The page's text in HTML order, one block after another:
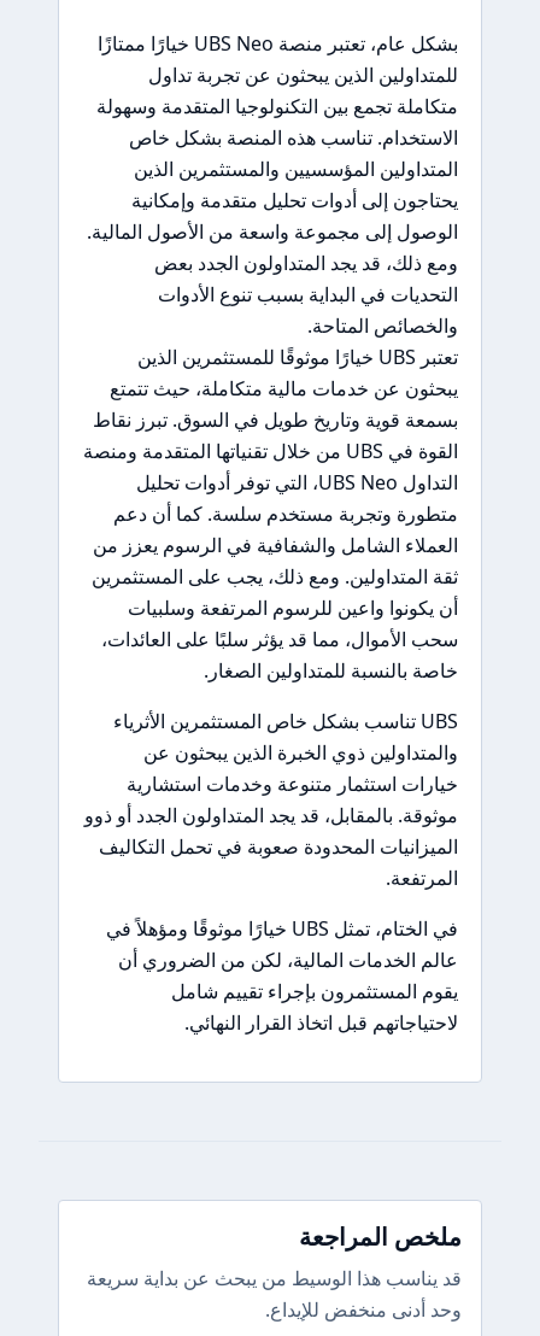
بشكل عام، تعتبر منصة UBS Neo خيارًا ممتازًا
للمتداولين الذين يبحثون عن تجربة تداول
متكاملة تجمع بين التكنولوجيا المتقدمة وسهولة
الاستخدام. تناسب هذه المنصة بشكل خاص
المتداولين المؤسسيين والمستثمرين الذين
يحتاجون إلى أدوات تحليل متقدمة وإمكانية
الوصول إلى مجموعة واسعة من الأصول المالية.
ومع ذلك، قد يجد المتداولون الجدد بعض
التحديات في البداية بسبب تنوع الأدوات
والخصائص المتاحة.
تعتبر UBS خيارًا موثوقًا للمستثمرين الذين
يبحثون عن خدمات مالية متكاملة، حيث تتمتع
بسمعة قوية وتاريخ طويل في السوق. تبرز نقاط
القوة في UBS من خلال تقنياتها المتقدمة ومنصة
التداول UBS Neo، التي توفر أدوات تحليل
متطورة وتجربة مستخدم سلسة. كما أن دعم
العملاء الشامل والشفافية في الرسوم يعزز من
ثقة المتداولين. ومع ذلك، يجب على المستثمرين
أن يكونوا واعين للرسوم المرتفعة وسلبيات
سحب الأموال، مما قد يؤثر سلبًا على العائدات،
خاصة بالنسبة للمتداولين الصغار.
UBS تناسب بشكل خاص المستثمرين الأثرياء
والمتداولين ذوي الخبرة الذين يبحثون عن
خيارات استثمار متنوعة وخدمات استشارية
موثوقة. بالمقابل، قد يجد المتداولون الجدد أو ذوو
الميزانيات المحدودة صعوبة في تحمل التكاليف
المرتفعة.
في الختام، تمثل UBS خيارًا موثوقًا ومؤهلاً في
عالم الخدمات المالية، لكن من الضروري أن
يقوم المستثمرون بإجراء تقييم شامل
لاحتياجاتهم قبل اتخاذ القرار النهائي.
ملخص المراجعة
قد يناسب هذا الوسيط من يبحث عن بداية سريعة
وحد أدنى منخفض للإيداع.